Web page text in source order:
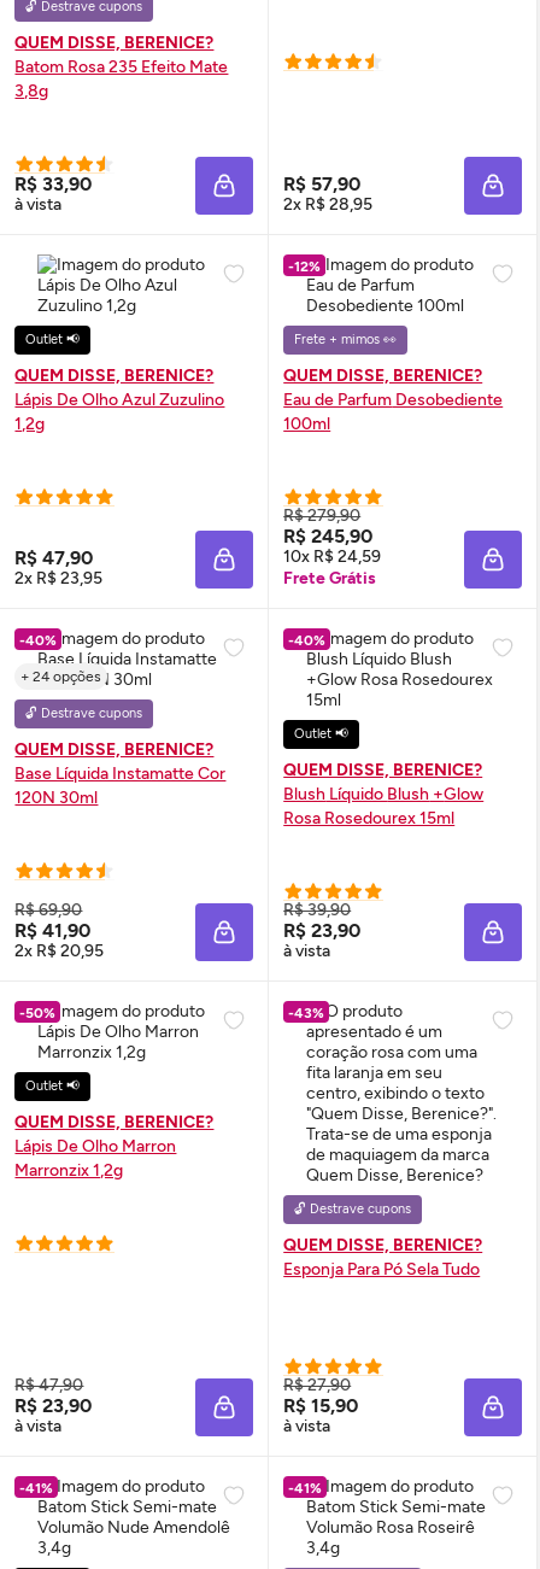
🔓 Destrave cupons
QUEM DISSE, BERENICE?
Batom Rosa 235 Efeito Mate
3,8g
R$ 33,90
à vista ADICIONAR À SACOLA
R$ 57,90
2x R$ 28,95
Outlet 📢
QUEM DISSE, BERENICE?
Lápis De Olho Azul Zuzulino
1,2g
R$ 47,90
2x R$ 23,95 ADICIONAR À SACOLA
-12%
Frete + mimos 👀
QUEM DISSE, BERENICE?
Eau de Parfum Desobediente
100ml
R$ 279,90
R$ 245,90
10x R$ 24,59
Frete Grátis
-40%
+ 24 opções
🔓 Destrave cupons
QUEM DISSE, BERENICE?
Base Líquida Instamatte Cor
120N 30ml
R$ 69,90
R$ 41,90
2x R$ 20,95 ADICIONAR À SACOLA
-40%
Outlet 📢
QUEM DISSE, BERENICE?
Blush Líquido Blush +Glow
Rosa Rosedourex 15ml
R$ 39,90
R$ 23,90
à vista
-50%
Outlet 📢
QUEM DISSE, BERENICE?
Lápis De Olho Marron
Marronzix 1,2g
R$ 47,90
R$ 23,90
à vista ADICIONAR À SACOLA
-43%
🔓 Destrave cupons
QUEM DISSE, BERENICE?
Esponja Para Pó Sela Tudo
R$ 27,90
R$ 15,90
à vista
-41% -41%